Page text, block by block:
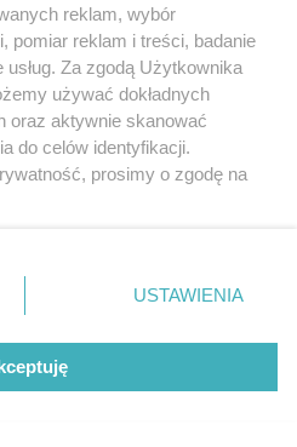
w kluczowej branży na Warmii i
Chodzi o tysiące miejsc
w PiS także na Warmii i
Trójka posłów dołączyła do
wybuchła afera, teraz prezydent
podjął decyzję. Wiceprezydent
ważną funkcję
reklam, wybór
pomiar reklam i treści, badanie
Za zgodą Użytkownika
używać dokładnych
oraz aktywnie skanować
do celów identyfikacji.
prosimy o zgodę na
rogu strony
. Niektóre
nie wymagają zgody
sprzeciwić się takiemu
będą miały zastosowania tylko
USTAWIENIA